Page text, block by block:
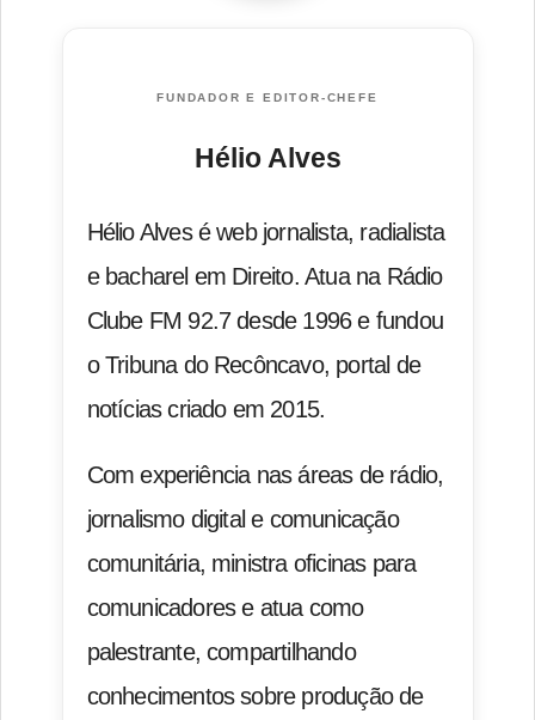
FUNDADOR E EDITOR-CHEFE
Hélio Alves
Hélio Alves é web jornalista, radialista
e bacharel em Direito. Atua na Rádio
Clube FM 92.7 desde 1996 e fundou
o Tribuna do Recôncavo, portal de
notícias criado em 2015.
Com experiência nas áreas de rádio,
jornalismo digital e comunicação
comunitária, ministra oficinas para
comunicadores e atua como
palestrante, compartilhando
conhecimentos sobre produção de